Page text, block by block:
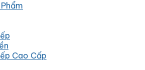
Cao Cấp